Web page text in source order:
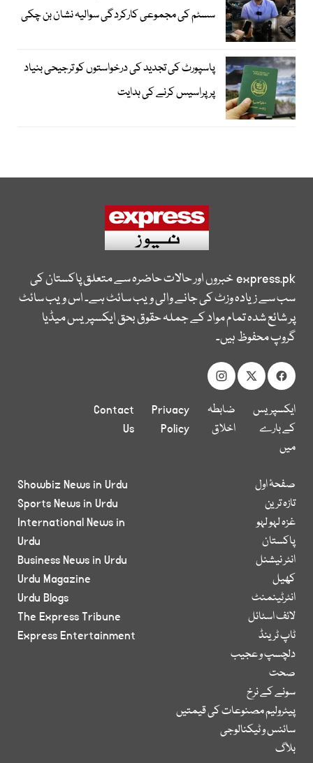
سسٹم کی مجموعی کارکردگی سوالیہ نشان بن چکی
پاسپورٹ کی تجدید کی درخواستوں کو ترجیحی بنیاد
پر پراسیس کرنے کی ہدایت
express.pkخبروں اور حالات حاضرہ سے متعلق پاکستان کی
سب سے زیادہ وزٹ کی جانے والی ویب سائٹ ہے۔ اس ویب سائٹ
پر شائع شدہ تمام مواد کے جملہ حقوق بحق ایکسپریس میڈیا
گروپ محفوظ ہیں۔
ایکسپریس
کے بارے
میں
ضابطہ
اخلاق
Privacy
Policy
Contact
Us
صفحۂ اول
تازہ ترین
غزہ لہو لہو
پاکستان
انٹر نیشنل
کھیل
انٹرٹینمنٹ
لائف اسٹائل
ٹاپ ٹرینڈ
دلچسپ و عجیب
صحت
سونے کے نرخ
پیٹرولیم مصنوعات کی قیمتیں
سائنس و ٹیکنالوجی
بلاگ
Showbiz News in Urdu
Sports News in Urdu
International News in
Urdu
Business News in Urdu
Urdu Magazine
Urdu Blogs
The Express Tribune
Express Entertainment